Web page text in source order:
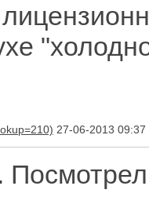
27-06-2013 09:37